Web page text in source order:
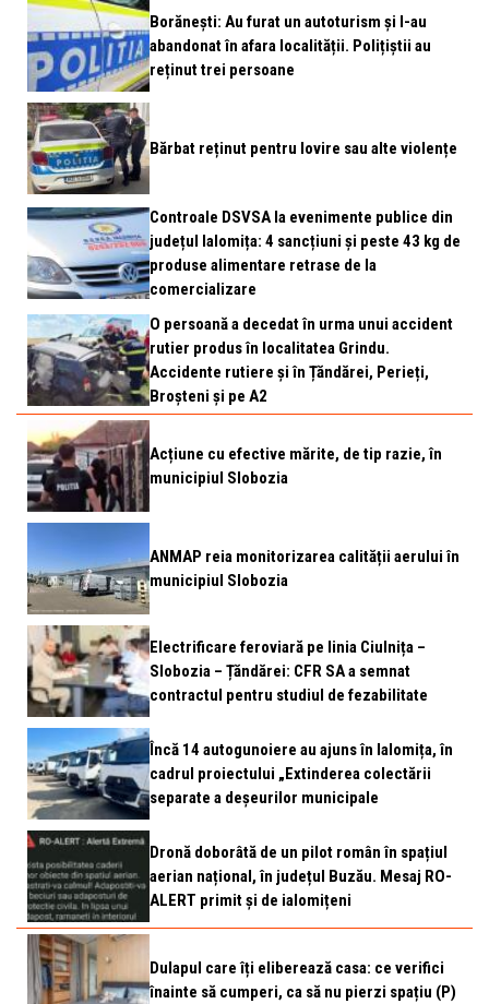
Borănești: Au furat un autoturism și l-au
abandonat în afara localității. Polițiștii au
reținut trei persoane
Bărbat reținut pentru lovire sau alte violențe
Controale DSVSA la evenimente publice din
județul Ialomița: 4 sancțiuni și peste 43 kg de
produse alimentare retrase de la
comercializare
O persoană a decedat în urma unui accident
rutier produs în localitatea Grindu.
Accidente rutiere și în Țăndărei, Perieți,
Broșteni și pe A2
Acțiune cu efective mărite, de tip razie, în
municipiul Slobozia
ANMAP reia monitorizarea calității aerului în
municipiul Slobozia
Electrificare feroviară pe linia Ciulnița –
Slobozia – Țăndărei: CFR SA a semnat
contractul pentru studiul de fezabilitate
Încă 14 autogunoiere au ajuns în Ialomița, în
cadrul proiectului „Extinderea colectării
separate a deșeurilor municipale
Dronă doborâtă de un pilot român în spațiul
aerian național, în județul Buzău. Mesaj RO-
ALERT primit și de ialomițeni
Dulapul care îți eliberează casa: ce verifici
înainte să cumperi, ca să nu pierzi spațiu (P)